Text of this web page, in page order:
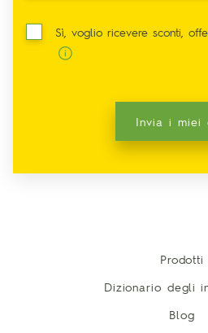
Sì, voglio ricevere sconti,
Invia i miei
Prodotti
Dizionario degli
Blog